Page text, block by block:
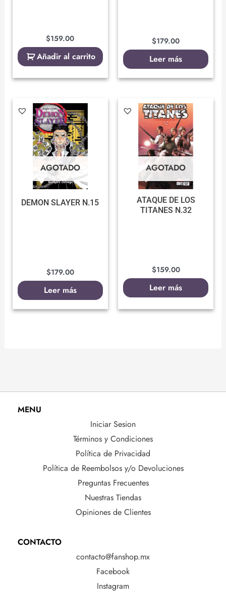
$159.00
Añadir al carrito
$179.00
Leer más
AGOTADO
DEMON SLAYER N.15
$179.00
Leer más
AGOTADO
ATAQUE DE LOS
TITANES N.32
$159.00
Leer más
MENU
Iniciar Sesion
Términos y Condiciones
Política de Privacidad
Política de Reembolsos y/o Devoluciones
Preguntas Frecuentes
Nuestras Tiendas
Opiniones de Clientes
CONTACTO
contacto@fanshop.mx
Facebook
Instagram